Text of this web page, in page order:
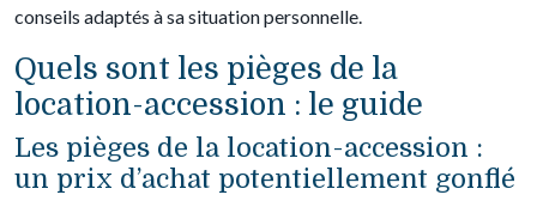
conseils adaptés à sa situation personnelle.
Quels sont les pièges de la
location-accession : le guide
Les pièges de la location-accession :
un prix d’achat potentiellement gonflé